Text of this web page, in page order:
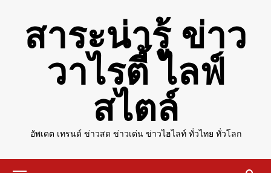
contentสาระน่ารู้ ข่าว
วาไรตี้ ไลฟ์
สไตล์
อัพเดต เทรนด์ ข่าวสด ข่าวเด่น ข่าวไฮไลท์ ทั่วไทย ทั่วโลก